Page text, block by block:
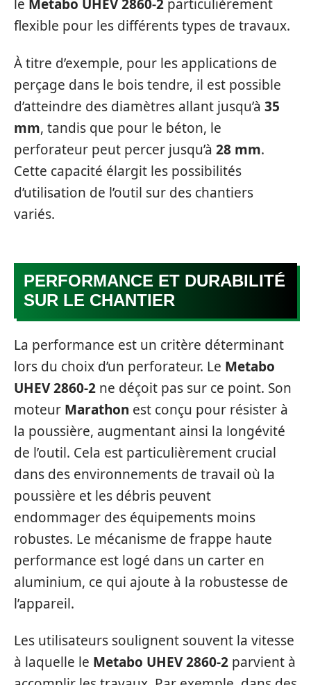
le Metabo UHEV 2860-2 particulièrement
flexible pour les différents types de travaux.
À titre d’exemple, pour les applications de
perçage dans le bois tendre, il est possible
d’atteindre des diamètres allant jusqu’à 35
mm, tandis que pour le béton, le
perforateur peut percer jusqu’à 28 mm.
Cette capacité élargit les possibilités
d’utilisation de l’outil sur des chantiers
variés.
PERFORMANCE ET DURABILITÉ
SUR LE CHANTIER
La performance est un critère déterminant
lors du choix d’un perforateur. Le Metabo
UHEV 2860-2 ne déçoit pas sur ce point. Son
moteur Marathon est conçu pour résister à
la poussière, augmentant ainsi la longévité
de l’outil. Cela est particulièrement crucial
dans des environnements de travail où la
poussière et les débris peuvent
endommager des équipements moins
robustes. Le mécanisme de frappe haute
performance est logé dans un carter en
aluminium, ce qui ajoute à la robustesse de
l’appareil.
Les utilisateurs soulignent souvent la vitesse
à laquelle le Metabo UHEV 2860-2 parvient à